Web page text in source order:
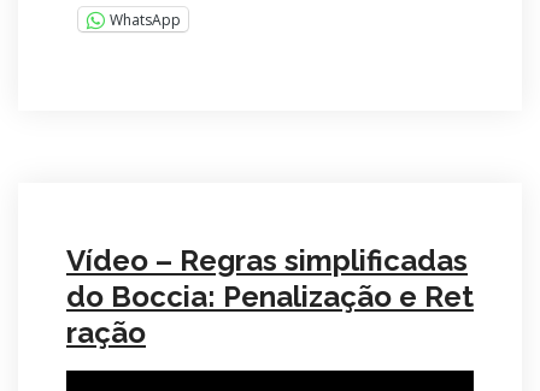
WhatsApp
Vídeo – Regras simplificadas
do Boccia: Penalização e Ret
ração